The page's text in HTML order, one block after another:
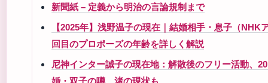
新聞紙 – 定義から明治の言論規制まで
【2025年】浅野温子の現在｜結婚相手・息子（NHK
回目のプロポーズの年齢を詳しく解説
尼神インター誠子の現在地：解散後のフリー活動、
婚・双子の噂、渚の現状も